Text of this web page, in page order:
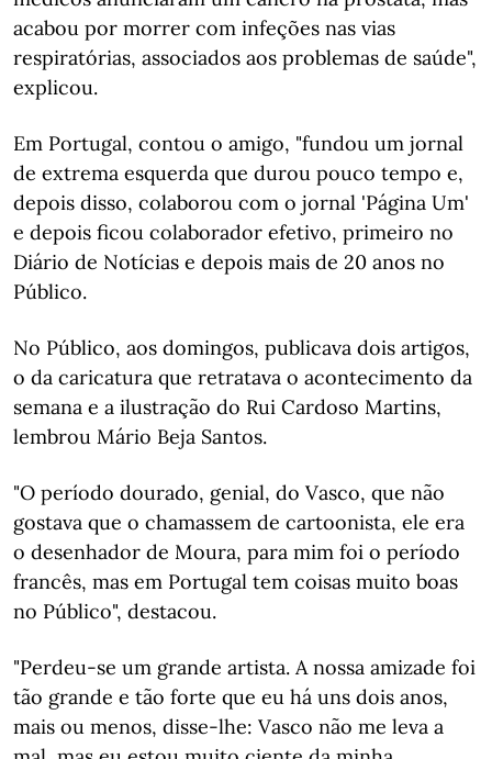
acabou por morrer com infeções nas vias
respiratórias, associados aos problemas de saúde",
explicou.
Em Portugal, contou o amigo, "fundou um jornal
de extrema esquerda que durou pouco tempo e,
depois disso, colaborou com o jornal 'Página Um'
e depois ficou colaborador efetivo, primeiro no
Diário de Notícias e depois mais de 20 anos no
Público.
No Público, aos domingos, publicava dois artigos,
o da caricatura que retratava o acontecimento da
semana e a ilustração do Rui Cardoso Martins,
lembrou Mário Beja Santos.
"O período dourado, genial, do Vasco, que não
gostava que o chamassem de cartoonista, ele era
o desenhador de Moura, para mim foi o período
francês, mas em Portugal tem coisas muito boas
no Público", destacou.
"Perdeu-se um grande artista. A nossa amizade foi
tão grande e tão forte que eu há uns dois anos,
mais ou menos, disse-lhe: Vasco não me leva a